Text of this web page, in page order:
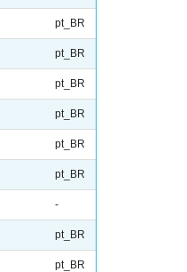
pt_BR
pt_BR
pt_BR
pt_BR
pt_BR
pt_BR
-
pt_BR
pt_BR